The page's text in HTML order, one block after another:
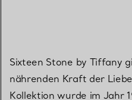
Sixteen Stone by Tiffany
nährenden Kraft der
Kollektion wurde im Jahr